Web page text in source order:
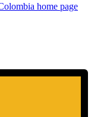
home page